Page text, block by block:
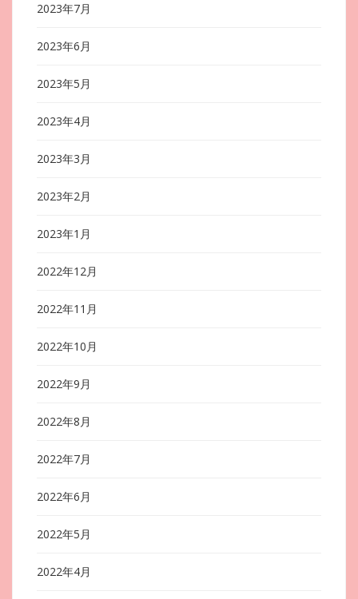
2023年7月
2023年6月
2023年5月
2023年4月
2023年3月
2023年2月
2023年1月
2022年12月
2022年11月
2022年10月
2022年9月
2022年8月
2022年7月
2022年6月
2022年5月
2022年4月